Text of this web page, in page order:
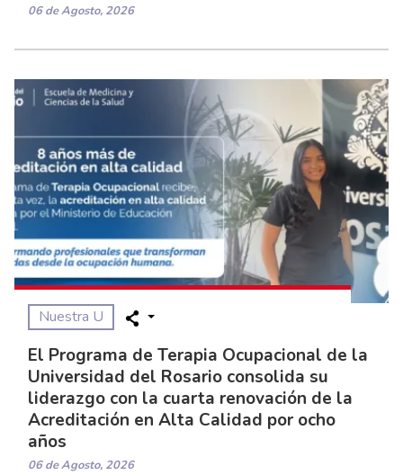
06 de Agosto, 2026
Nuestra U
El Programa de Terapia Ocupacional de la
Universidad del Rosario consolida su
liderazgo con la cuarta renovación de la
Acreditación en Alta Calidad por ocho
años
06 de Agosto, 2026